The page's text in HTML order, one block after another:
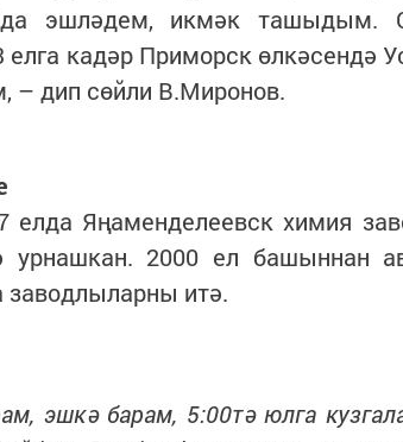
эшләдем, икмәк ташыдым.
кадәр Приморск өлкәсендә
– дип сөйли В.Миронов.
елда Яңаменделеевск химия
урнашкан. 2000 ел башыннан
заводлыларны итә.
эшкә барам, 5:00тә юлга